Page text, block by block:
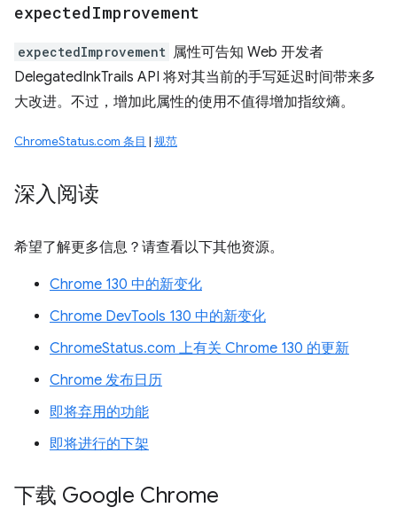
expectedImprovement
expectedImprovement 属性可告知 Web 开发者
DelegatedInkTrails API 将对其当前的手写延迟时间带来多
大改进。不过，增加此属性的使用不值得增加指纹熵。
ChromeStatus.com 条目 | 规范
深入阅读
希望了解更多信息？请查看以下其他资源。
Chrome 130 中的新变化
Chrome DevTools 130 中的新变化
ChromeStatus.com 上有关 Chrome 130 的更新
Chrome 发布日历
即将弃用的功能
即将进行的下架
下载 Google Chrome